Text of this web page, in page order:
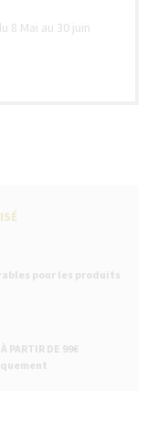
8 Mai au 30 juin
pour les produits
À PARTIR DE 99€